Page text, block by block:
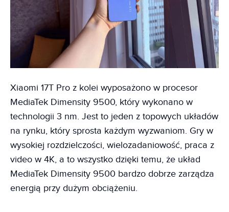
Xiaomi 17T Pro z kolei wyposażono w procesor
MediaTek Dimensity 9500, który wykonano w
technologii 3 nm. Jest to jeden z topowych układów
na rynku, który sprosta każdym wyzwaniom. Gry w
wysokiej rozdzielczości, wielozadaniowość, praca z
video w 4K, a to wszystko dzięki temu, że układ
MediaTek Dimensity 9500 bardzo dobrze zarządza
energią przy dużym obciążeniu.